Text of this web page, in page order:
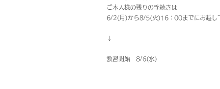
ご本人様の残りの手続きは
6/2(月)から8/5(火)16：00までにお越し
↓
教習開始 8/6(水)